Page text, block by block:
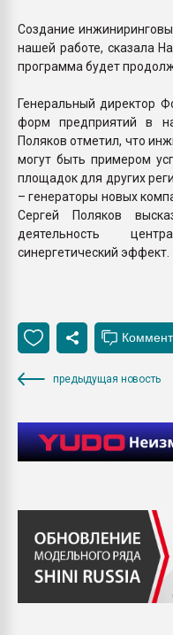
Создание
нашей работе, сказала
программа будет
Генеральный директор
форм предприятий в
Поляков отметил, что
могут быть примером
площадок для других
– генераторы новых
Сергей Поляков
деятельность
синергетический эффект.
предыдущая новость